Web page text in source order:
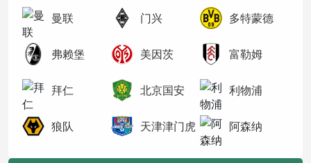
曼联 门兴 多特蒙德
弗赖堡 美因茨 富勒姆
拜仁 北京国安 利物浦
狼队 天津津门虎 阿森纳